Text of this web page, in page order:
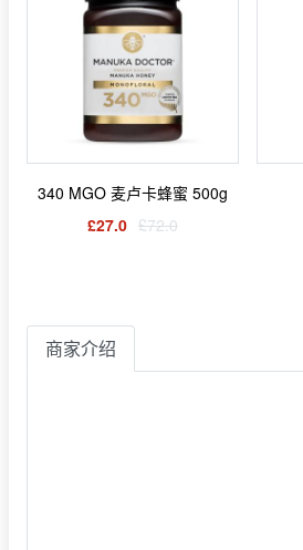
340 MGO 麦卢卡蜂蜜 500g
£27.0 £72.0
商家介绍